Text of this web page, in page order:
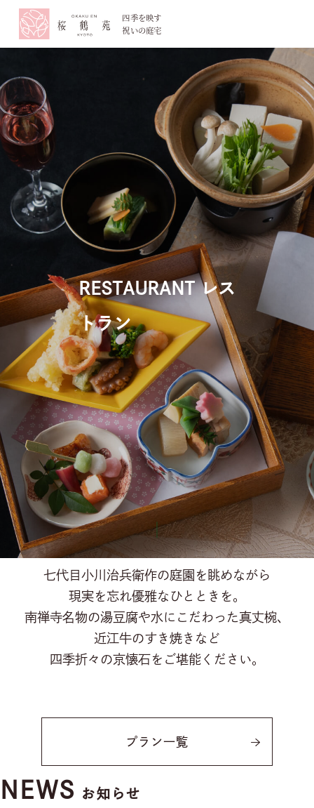
四季を映す
祝いの庭宅
お電話でのご予約・
TEL.075-
平日11:00~18:00 / 土日祝
定休日：毎週火曜・水曜 ※
資料請求
ブライダルフェア
コンセプト
挙式
衣裳
フォトウェディング
プラン
ウェディングレポート
アクセス
レストラン
ゲストの皆様へ インフォメーション＆ブログ運営会社情報
RESTAURANT レス
トラン
七代目小川治兵衛作の庭園を眺めながら
現実を忘れ優雅なひとときを。
南禅寺名物の湯豆腐や水にこだわった真丈椀、
近江牛のすき焼きなど
四季折々の京懐石をご堪能ください。
プラン一覧
NEWS お知らせ